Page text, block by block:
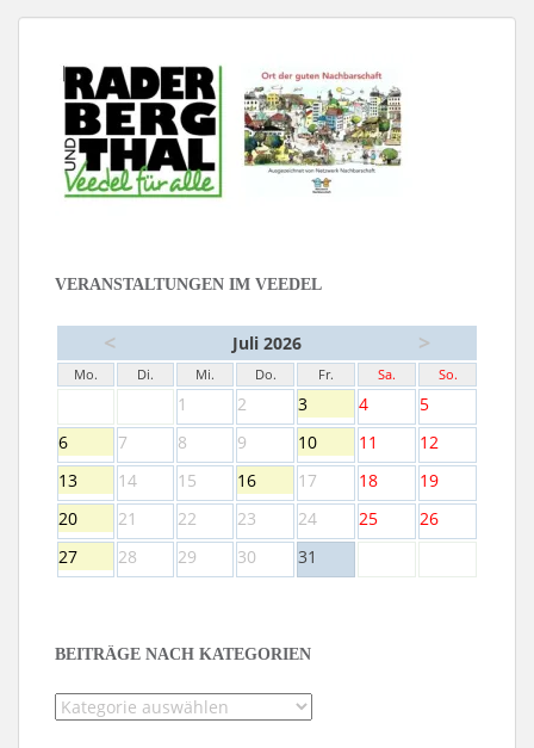
VERANSTALTUNGEN IM VEEDEL
< Juli 2026 >
Mo. Di. Mi. Do. Fr. Sa. So.
1 2 3 4
5
6
7 8 9 10 11
12
13
14 15 16 17 18
19
20
21 22 23 24 25
26
27
28 29 30 31
BEITRÄGE NACH KATEGORIEN
Beiträge